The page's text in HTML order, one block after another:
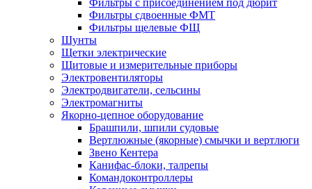
Фильтры сдвоенные ФМТ
Фильтры щелевые ФЩ
Шунты
Щетки электрические
Щитовые и измерительные приборы
Электровентиляторы
Электродвигатели, сельсины
Электромагниты
Якорно-цепное оборудование
Брашпили, шпили судовые
Вертлюжные (якорные) смычки и вертлюги
Звено Кентера
Канифас-блоки, талрепы
Командоконтроллеры